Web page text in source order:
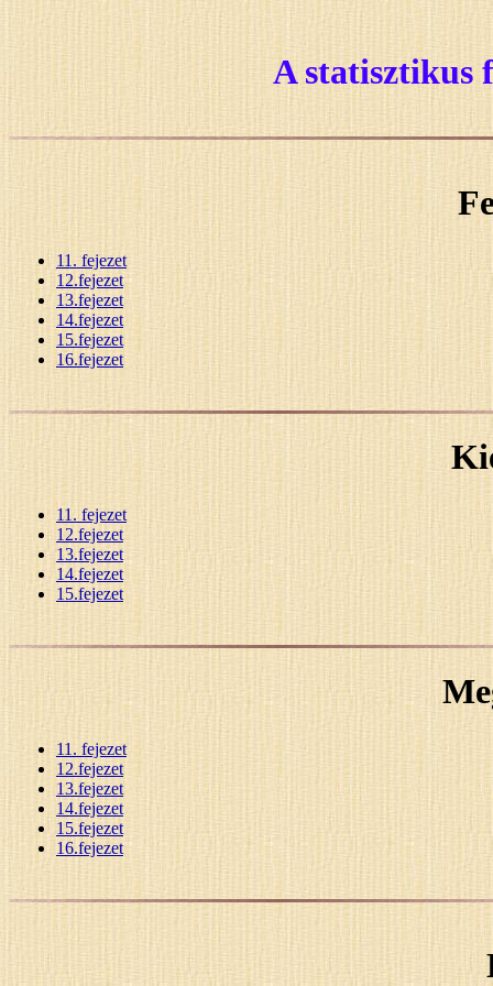
A statisztikus
11. fejezet
12.fejezet
13.fejezet
14.fejezet
15.fejezet
16.fejezet
11. fejezet
12.fejezet
13.fejezet
14.fejezet
15.fejezet
11. fejezet
12.fejezet
13.fejezet
14.fejezet
15.fejezet
16.fejezet